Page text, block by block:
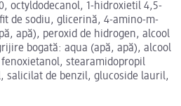
octyldodecanol, 1-hidroxietil 4,5-
de sodiu, glicerină, 4-amino-m-
apă), peroxid de hidrogen, alcool
bogată: aqua (apă, apă), alcool
stearamidopropil
de benzil, glucoside lauril,